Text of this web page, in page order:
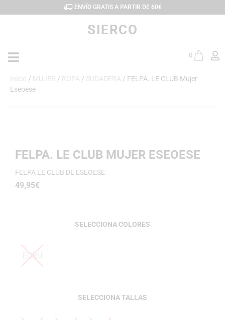
ENVÍO GRATIS A PARTIR DE 60€
SIERCO
0
Inicio / MUJER / ROPA / SUDADERA / FELPA. LE CLUB Mujer
Eseoese
FELPA. LE CLUB MUJER ESEOESE
FELPA LE CLUB DE ESEOESE
49,95€
COLORES
ECRU
TALLAS